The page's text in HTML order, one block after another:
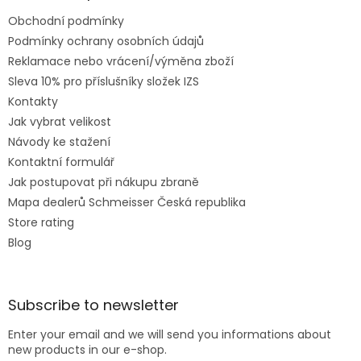
Obchodní podmínky
Podmínky ochrany osobních údajů
Reklamace nebo vrácení/výměna zboží
Sleva 10% pro příslušníky složek IZS
Kontakty
Jak vybrat velikost
Návody ke stažení
Kontaktní formulář
Jak postupovat při nákupu zbraně
Mapa dealerů Schmeisser Česká republika
Store rating
Blog
Subscribe to newsletter
Enter your email and we will send you informations about
new products in our e-shop.